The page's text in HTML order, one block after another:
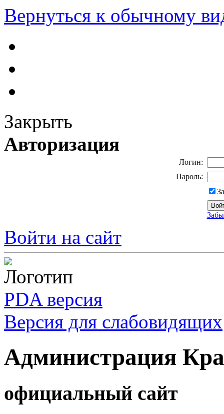
Вернуться к обычному
Закрыть
Авторизация
Логин:
Пароль:
Войти на сайт
PDA версия
Версия для слабовидящих
Администрация
официальный сайт